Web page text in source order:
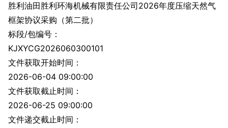
胜利油田胜利环海机械有限责任公司2026年度压缩天然气
框架协议采购（第二批）
标段/包编号：
KJXYCG2026060300101
文件获取开始时间：
2026-06-04 09:00:00
文件获取截止时间：
2026-06-25 09:00:00
文件递交截止时间：